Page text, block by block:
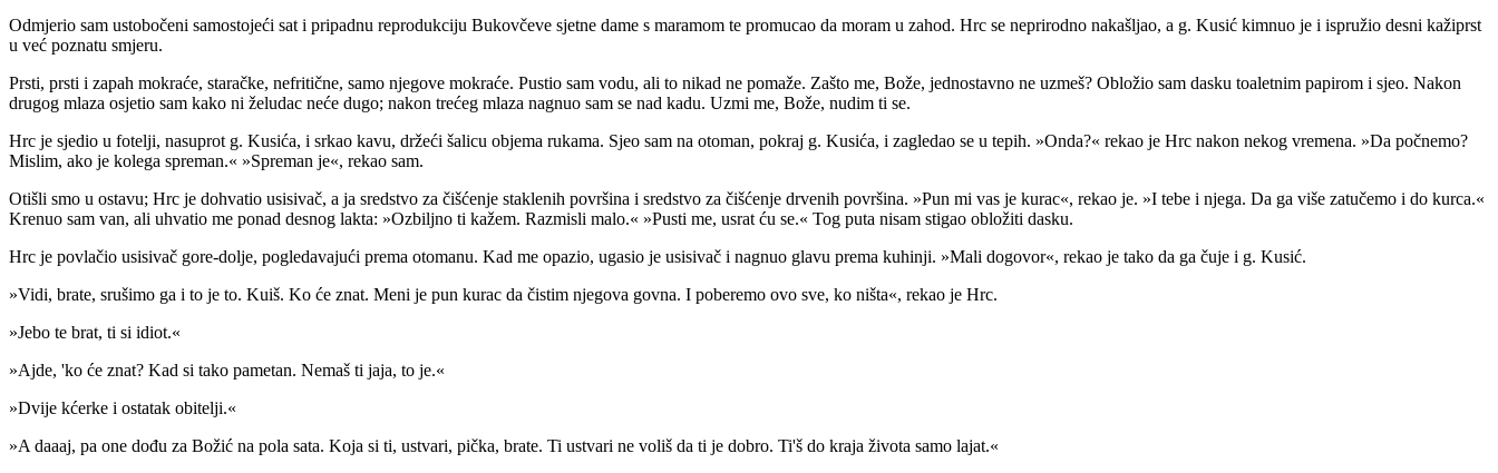
Odmjerio sam ustobočeni samostojeći sat i pripadnu reprodukciju Bukovčeve sjetne dame s maramom te promucao da moram u zahod. Hrc se neprirodno nakašljao, a g. Kusić kimnuo je i ispružio desni kažiprst
u već poznatu smjeru.
Prsti, prsti i zapah mokraće, staračke, nefritične, samo njegove mokraće. Pustio sam vodu, ali to nikad ne pomaže. Zašto me, Bože, jednostavno ne uzmeš? Obložio sam dasku toaletnim papirom i sjeo. Nakon
drugog mlaza osjetio sam kako ni želudac neće dugo; nakon trećeg mlaza nagnuo sam se nad kadu. Uzmi me, Bože, nudim ti se.
Hrc je sjedio u fotelji, nasuprot g. Kusića, i srkao kavu, držeći šalicu objema rukama. Sjeo sam na otoman, pokraj g. Kusića, i zagledao se u tepih. »Onda?« rekao je Hrc nakon nekog vremena. »Da počnemo?
Mislim, ako je kolega spreman.« »Spreman je«, rekao sam.
Otišli smo u ostavu; Hrc je dohvatio usisivač, a ja sredstvo za čišćenje staklenih površina i sredstvo za čišćenje drvenih površina. »Pun mi vas je kurac«, rekao je. »I tebe i njega. Da ga više zatučemo i do kurca.«
Krenuo sam van, ali uhvatio me ponad desnog lakta: »Ozbiljno ti kažem. Razmisli malo.« »Pusti me, usrat ću se.« Tog puta nisam stigao obložiti dasku.
Hrc je povlačio usisivač gore-dolje, pogledavajući prema otomanu. Kad me opazio, ugasio je usisivač i nagnuo glavu prema kuhinji. »Mali dogovor«, rekao je tako da ga čuje i g. Kusić.
»Vidi, brate, srušimo ga i to je to. Kuiš. Ko će znat. Meni je pun kurac da čistim njegova govna. I poberemo ovo sve, ko ništa«, rekao je Hrc.
»Jebo te brat, ti si idiot.«
»Ajde, 'ko će znat? Kad si tako pametan. Nemaš ti jaja, to je.«
»Dvije kćerke i ostatak obitelji.«
»A daaaj, pa one dođu za Božić na pola sata. Koja si ti, ustvari, pička, brate. Ti ustvari ne voliš da ti je dobro. Ti'š do kraja života samo lajat.«